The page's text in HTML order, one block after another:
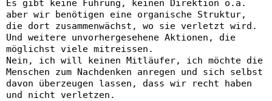
Es gibt keine Führung, keinen Direktion o.ä.
aber wir benötigen eine organische Struktur,
die dort zusammenwächst, wo sie verletzt wird.
Und weitere unvorhergesehene Aktionen, die
möglichst viele mitreissen.
Nein, ich will keinen Mitläufer, ich möchte die
Menschen zum Nachdenken anregen und sich selbst
davon überzeugen lassen, dass wir recht haben
und nicht verletzen.